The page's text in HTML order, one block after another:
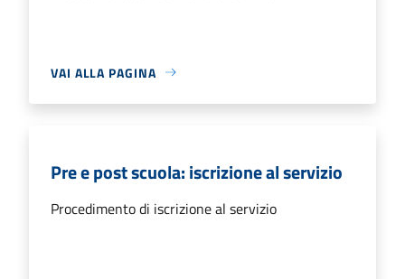
VAI ALLA PAGINA
Pre e post scuola: iscrizione al servizio
Procedimento di iscrizione al servizio